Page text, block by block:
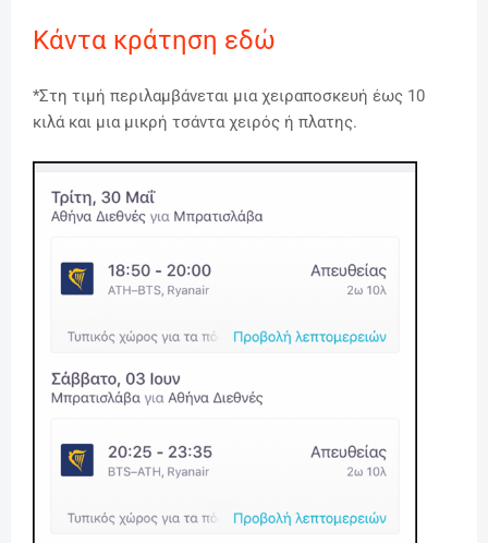
Κάντα κράτηση εδώ
*Στη τιμή περιλαμβάνεται μια χειραποσκευή έως 10
κιλά και μια μικρή τσάντα χειρός ή πλατης.